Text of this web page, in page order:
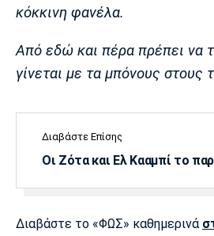
κόκκινη φανέλα.
Από εδώ και πέρα πρέπει να
γίνεται με τα μπόνους στους
Διαβάστε Επίσης
Οι Ζότα και Ελ Κααμπί το
Διαβάστε το «ΦΩΣ» καθημερινά